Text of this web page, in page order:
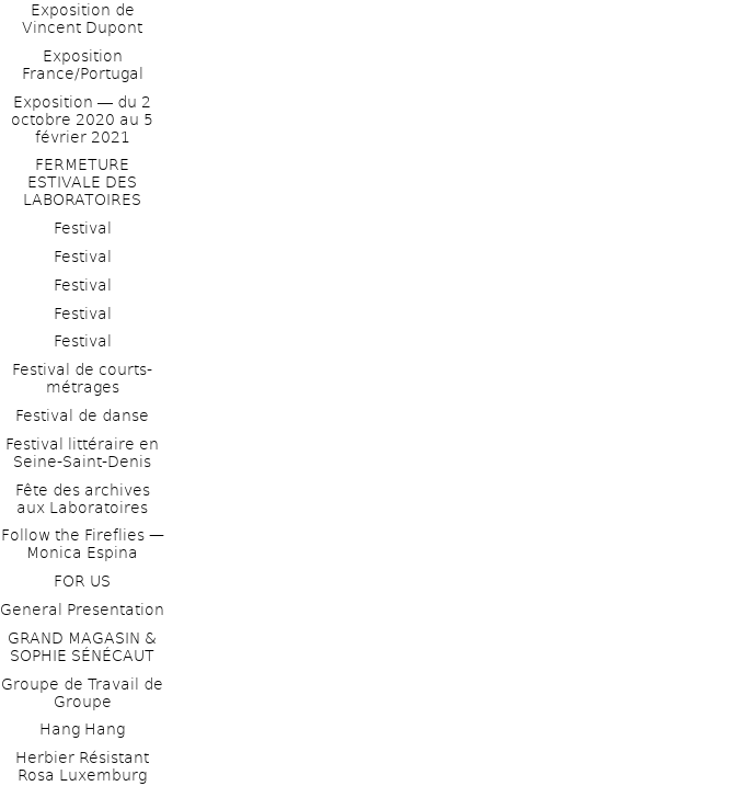
Exposition de
Vincent Dupont
Exposition
France/Portugal
Exposition ― du 2
octobre 2020 au 5
février 2021
FERMETURE
ESTIVALE DES
LABORATOIRES
Festival
Festival
Festival
Festival
Festival
Festival de courts-
métrages
Festival de danse
Festival littéraire en
Seine-Saint-Denis
Fête des archives
aux Laboratoires
Follow the Fireflies —
Monica Espina
FOR US
General Presentation
GRAND MAGASIN &
SOPHIE SÉNÉCAUT
Groupe de Travail de
Groupe
Hang Hang
Herbier Résistant
Rosa Luxemburg